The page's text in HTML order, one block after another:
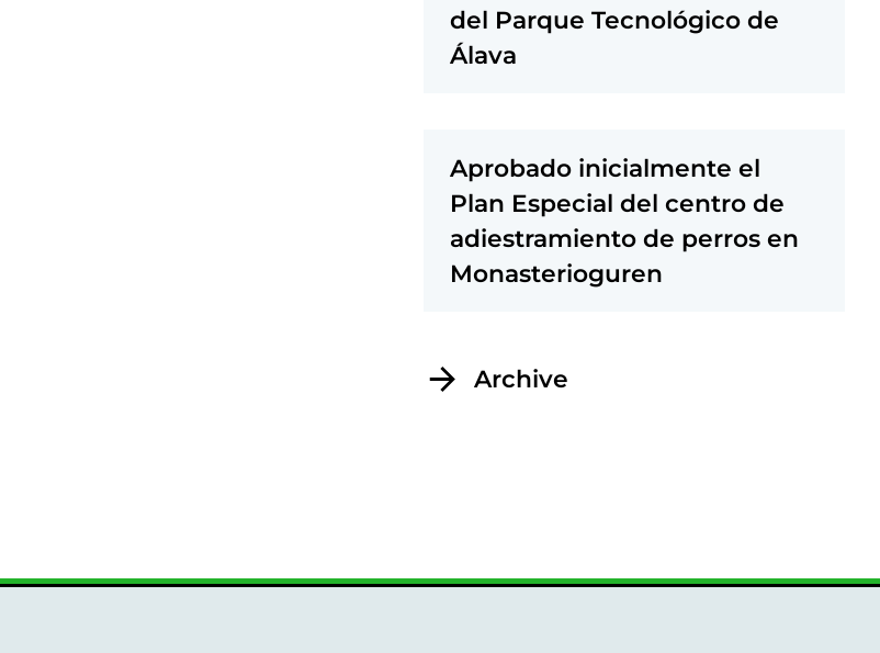
del Parque Tecnológico de
Álava
Aprobado inicialmente el
Plan Especial del centro de
adiestramiento de perros en
Monasterioguren
Archive